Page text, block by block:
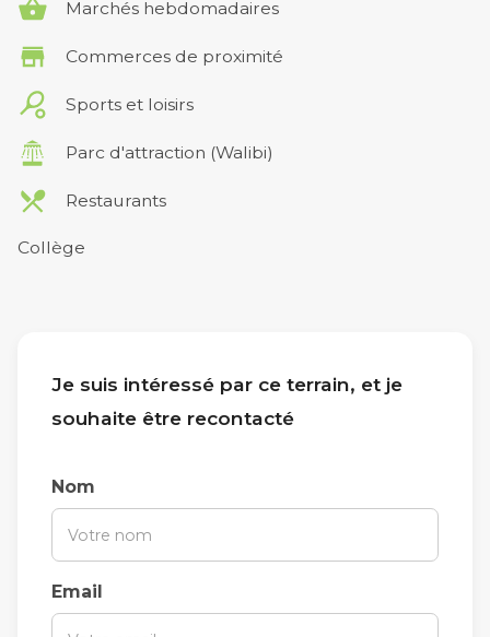
Marchés hebdomadaires
Commerces de proximité
Sports et loisirs
Parc d'attraction (Walibi)
Restaurants
Collège
Je suis intéressé par ce terrain, et je
souhaite être recontacté
Nom
Email